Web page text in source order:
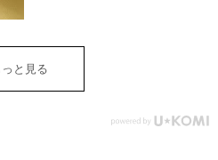
ダー 収納 DIY アンティー
ク ヴィンテージ ナチュラ
リア アジアン [84302] ホ
っと見る